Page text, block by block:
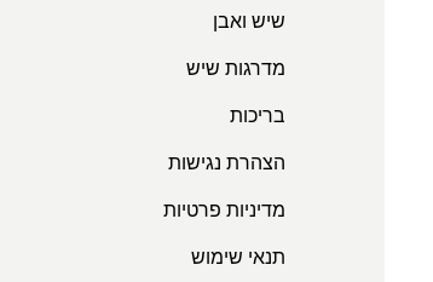
שיש ואבן
מדרגות שיש
בריכות
הצהרת נגישות
מדיניות פרטיות
תנאי שימוש